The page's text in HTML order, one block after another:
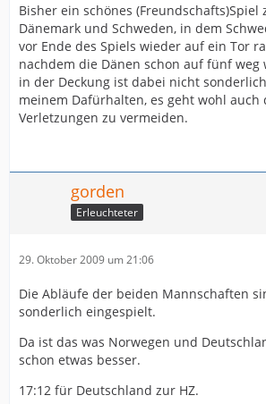
Bisher ein schönes (Freundschafts)Spiel
Dänemark und Schweden, in dem
vor Ende des Spiels wieder auf ein Tor
nachdem die Dänen schon auf fünf weg
in der Deckung ist dabei nicht
meinem Dafürhalten, es geht wohl auch
Verletzungen zu vermeiden.
gorden
Erleuchteter
29. Oktober 2009 um 21:06
Die Abläufe der beiden Mannschaften
sonderlich eingespielt.
Da ist das was Norwegen und
schon etwas besser.
17:12 für Deutschland zur HZ.